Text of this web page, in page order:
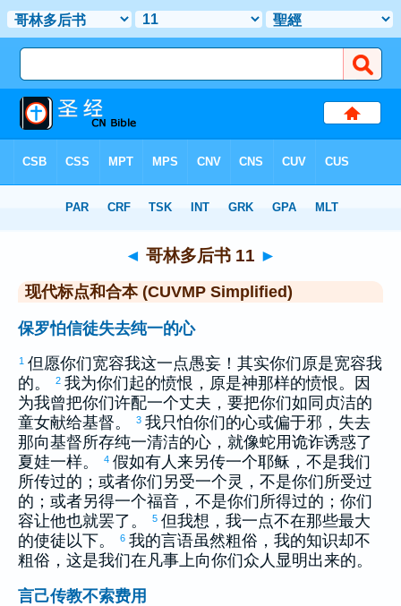
> 哥林多后书 11
◄ 哥林多后书 11 ►
现代标点和合本 (CUVMP Simplified)
保罗怕信徒失去纯一的心
1 但愿你们宽容我这一点愚妄！其实你们原是宽容我
的。
2 我为你们起的愤恨，原是神那样的愤恨。因
为我曾把你们许配一个丈夫，要把你们如同贞洁的
童女献给基督。
3 我只怕你们的心或偏于邪，失去
那向基督所存纯一清洁的心，就像蛇用诡诈诱惑了
夏娃一样。 4 假如有人来另传一个耶稣，不是我们
所传过的；或者你们另受一个灵，不是你们所受过
的；或者另得一个福音，不是你们所得过的；你们
容让他也就罢了。
5 但我想，我一点不在那些最大
的使徒以下。
6 我的言语虽然粗俗，我的知识却不
粗俗，这是我们在凡事上向你们众人显明出来的。
言己传教不索费用